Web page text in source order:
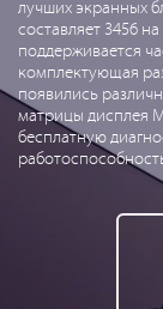
лучших экранных
составляет 3456
поддерживается
комплектующая
появились
матрицы дисплея
бесплатную